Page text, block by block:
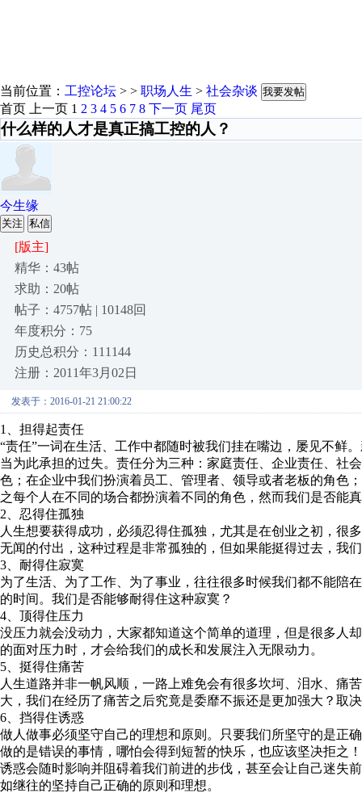
当前位置： 工控论坛 > > 职场人生 > 社会杂谈 我要发帖
首页 上一页 1 2 3 4 5 6 7 8 下一页 尾页
什么样的人才是真正搞工控的人？
今生缘
关注 私信
[版主]
精华：43帖
求助：20帖
帖子：4757帖 | 10148回
年度积分：75
历史总积分：111144
注册：2011年3月02日
发表于：2016-01-21 21:00:22
1、担得起责任
“责任”一词在生活、工作中都随时被我们挂在嘴边，屡见不鲜
当为此承担的过失。责任分为三种：家庭责任、企业责任、社
色；在企业中我们扮演着员工、管理者、领导或者老板的角色
之每个人在不同的场合都扮演着不同的角色，然而我们是否能
2、忍得住孤独
人生想要获得成功，必须忍得住孤独，尤其是在创业之初，很
无闻的付出，这种过程是非常孤独的，但如果能挺得过去，我
3、耐得住寂寞
为了生活、为了工作、为了事业，往往很多时候我们都不能陪
的时间。我们是否能够耐得住这种寂寞？
4、顶得住压力
没压力就会没动力，大家都知道这个简单的道理，但是很多人
的面对压力时，才会给我们的成长和发展注入无限动力。
5、挺得住痛苦
人生道路并非一帆风顺，一路上难免会有很多坎坷、泪水、痛
大，我们在经历了痛苦之后究竟是委靡不振还是更加强大？取
6、挡得住诱惑
做人做事必须坚守自己的理想和原则。只要我们所坚守的是正
做的是错误的事情，哪怕会得到短暂的快乐，也应该坚决拒之
诱惑会随时影响并阻碍着我们前进的步伐，甚至会让自己迷失
如继往的坚持自己正确的原则和理想。